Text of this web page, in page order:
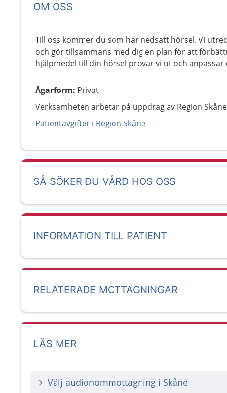
OM OSS
Till oss kommer du som har nedsatt hörsel. Vi
och gör tillsammans med dig en plan för att
hjälpmedel till din hörsel provar vi ut och anpassar
Ägarform: Privat
Verksamheten arbetar på uppdrag av Region
Patientavgifter i Region Skåne
SÅ SÖKER DU VÅRD HOS OSS
INFORMATION TILL PATIENT
RELATERADE MOTTAGNINGAR
LÄS MER
Välj audionommottagning i Skåne